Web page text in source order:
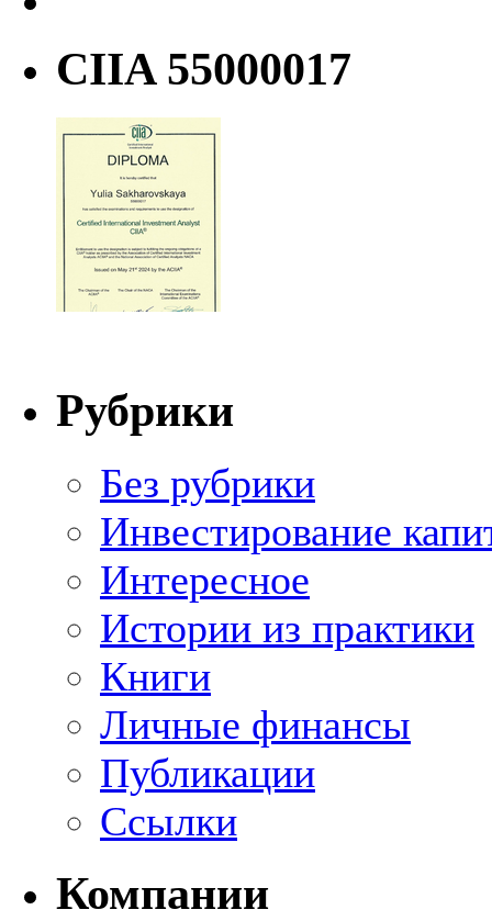
CIIA 55000017
Рубрики
Без рубрики
Инвестирование
Интересное
Истории из практики
Книги
Личные финансы
Публикации
Ссылки
Компании